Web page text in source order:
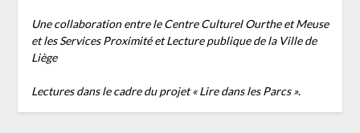
Une collaboration entre le Centre Culturel Ourthe et Meuse
et les Services Proximité et Lecture publique de la Ville de
Liège
Lectures dans le cadre du projet « Lire dans les Parcs ».